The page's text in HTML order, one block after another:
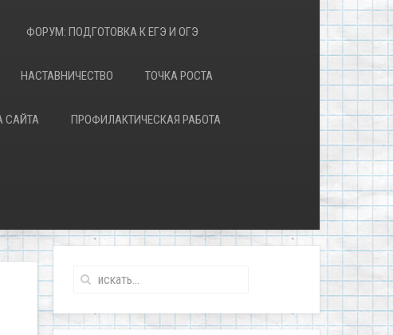
ФОРУМ: ПОДГОТОВКА К ЕГЭ И ОГЭ
НАСТАВНИЧЕСТВО ТОЧКА РОСТА
САЙТА ПРОФИЛАКТИЧЕСКАЯ РАБОТА